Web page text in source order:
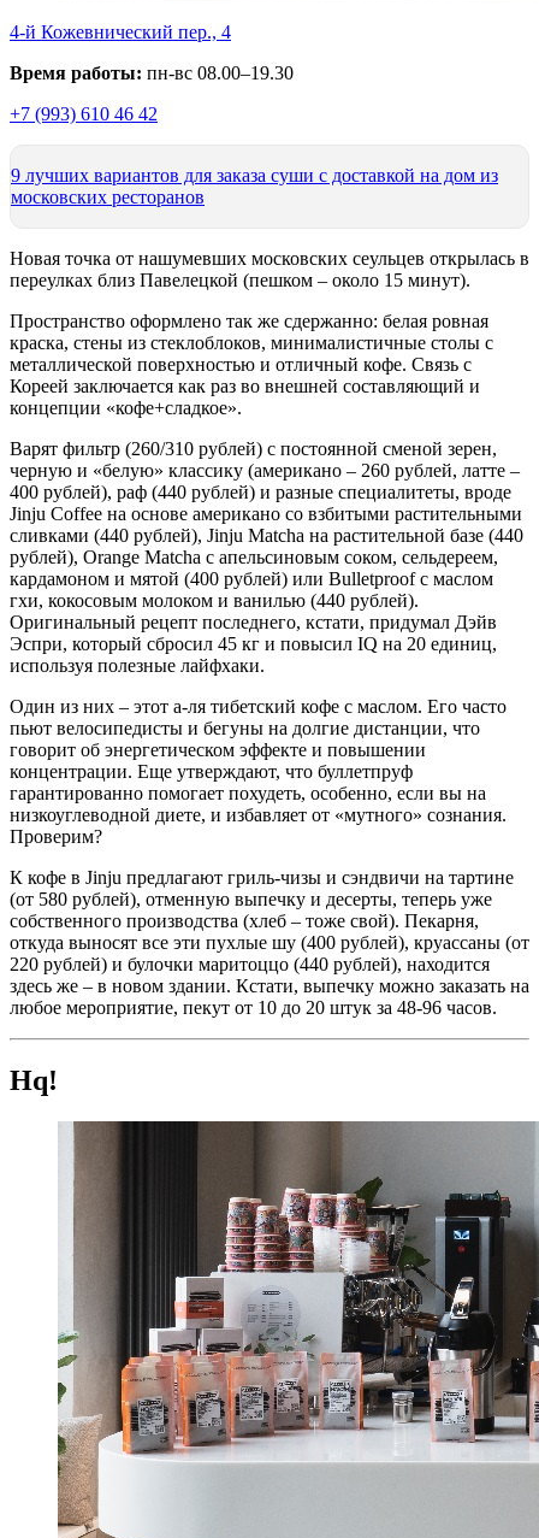
4-й Кожевнический пер., 4
Время работы: пн-вс 08.00–19.30
+7 (993) 610 46 42
9 лучших вариантов для заказа суши с доставкой на дом из
московских ресторанов
Новая точка от нашумевших московских сеульцев открылась в
переулках близ Павелецкой (пешком – около 15 минут).
Пространство оформлено так же сдержанно: белая ровная
краска, стены из стеклоблоков, минималистичные столы с
металлической поверхностью и отличный кофе. Связь с
Кореей заключается как раз во внешней составляющий и
концепции «кофе+сладкое».
Варят фильтр (260/310 рублей) с постоянной сменой зерен,
черную и «белую» классику (американо – 260 рублей, латте –
400 рублей), раф (440 рублей) и разные специалитеты, вроде
Jinju Coffee на основе американо со взбитыми растительными
сливками (440 рублей), Jinju Matcha на растительной базе (440
рублей), Orange Matcha с апельсиновым соком, сельдереем,
кардамоном и мятой (400 рублей) или Bulletproof с маслом
гхи, кокосовым молоком и ванилью (440 рублей).
Оригинальный рецепт последнего, кстати, придумал Дэйв
Эспри, который сбросил 45 кг и повысил IQ на 20 единиц,
используя полезные лайфхаки.
Один из них – этот а-ля тибетский кофе с маслом. Его часто
пьют велосипедисты и бегуны на долгие дистанции, что
говорит об энергетическом эффекте и повышении
концентрации. Еще утверждают, что буллетпруф
гарантированно помогает похудеть, особенно, если вы на
низкоуглеводной диете, и избавляет от «мутного» сознания.
Проверим?
К кофе в Jinju предлагают гриль-чизы и сэндвичи на тартине
(от 580 рублей), отменную выпечку и десерты, теперь уже
собственного производства (хлеб – тоже свой). Пекарня,
откуда выносят все эти пухлые шу (400 рублей), круассаны (от
220 рублей) и булочки маритоццо (440 рублей), находится
здесь же – в новом здании. Кстати, выпечку можно заказать на
любое мероприятие, пекут от 10 до 20 штук за 48-96 часов.
Hq!